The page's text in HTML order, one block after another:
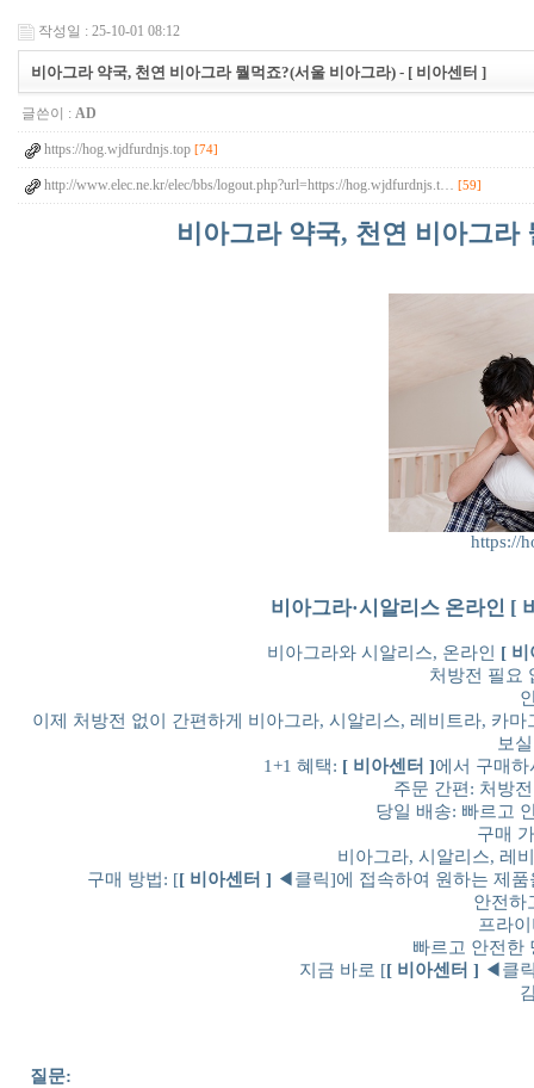
작성일 : 25-10-01 08:12
비아그라 약국, 천연 비아그라 뭘먹죠?(서울 비아그라) - [ 비아센터 ]
글쓴이 : AD
https://hog.wjdfurdnjs.top [74]
http://www.elec.ne.kr/elec/bbs/logout.php?url=https://hog.wjdfurdnjs.t… [59]
비아그라 약국, 천연 비아그라
https://
비아그라·시알리스 온라인 [
비아그라와 시알리스, 온라인 [ 비
처방전 필요
이제 처방전 없이 간편하게 비아그라, 시알리스, 레비트라, 카
보
1+1 혜택: [ 비아센터 ]에서 구매
주문 간편: 처방
당일 배송: 빠르고
구매
비아그라, 시알리스, 레
구매 방법: [[ 비아센터 ] ◀클릭]에 접속하여 원하는 제품
안전하
프라
빠르고 안전한
지금 바로 [[ 비아센터 ] ◀클
질문: